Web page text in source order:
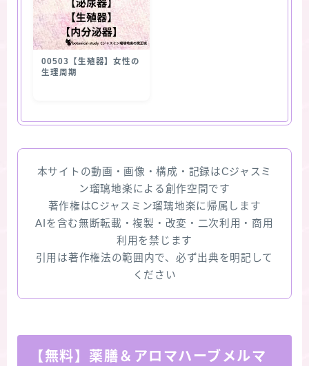
00503【生殖器】女性の
生理周期
本サイトの動画・画像・構成・記録はCジャスミ
ン瑠璃地楽による創作空間です
著作権はCジャスミン瑠璃地楽に帰属します
AIを含む無断転載・複製・改変・二次利用・商用
利用を禁じます
引用は著作権法の範囲内で、必ず出典を明記して
ください
【無料】薬膳＆アロマハーブメルマ